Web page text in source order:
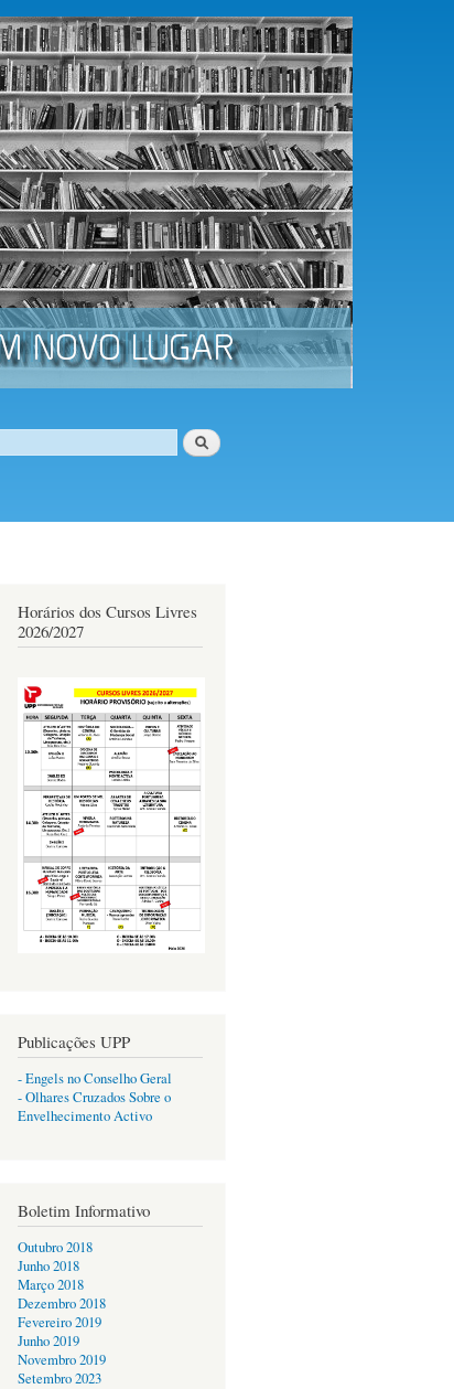
de procura
Procurar
Horários dos Cursos Livres
2026/2027
Publicações UPP
- Engels no Conselho Geral
- Olhares Cruzados Sobre o
Envelhecimento Activo
Boletim Informativo
Outubro 2018
Junho 2018
Março 2018
Dezembro 2018
Fevereiro 2019
Junho 2019
Novembro 2019
Setembro 2023